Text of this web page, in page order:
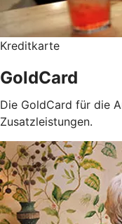
Kreditkarte
GoldCard
Die GoldCard für die
Zusatzleistungen.